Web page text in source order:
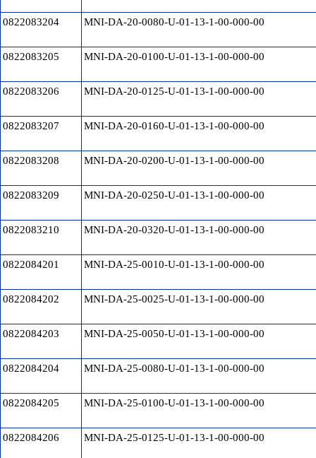
0822083204 MNI-DA-20-0080-U-01-13-1-00-000-00
0822083205 MNI-DA-20-0100-U-01-13-1-00-000-00
0822083206 MNI-DA-20-0125-U-01-13-1-00-000-00
0822083207 MNI-DA-20-0160-U-01-13-1-00-000-00
0822083208 MNI-DA-20-0200-U-01-13-1-00-000-00
0822083209 MNI-DA-20-0250-U-01-13-1-00-000-00
0822083210 MNI-DA-20-0320-U-01-13-1-00-000-00
0822084201 MNI-DA-25-0010-U-01-13-1-00-000-00
0822084202 MNI-DA-25-0025-U-01-13-1-00-000-00
0822084203 MNI-DA-25-0050-U-01-13-1-00-000-00
0822084204 MNI-DA-25-0080-U-01-13-1-00-000-00
0822084205 MNI-DA-25-0100-U-01-13-1-00-000-00
0822084206 MNI-DA-25-0125-U-01-13-1-00-000-00